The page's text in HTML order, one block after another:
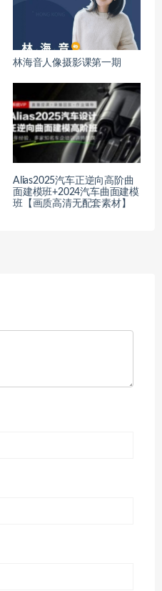
林海音人像摄影课第一期
Alias2025汽车正逆向高阶曲
面建模班+2024汽车曲面建模
班【画质高清无配套素材】